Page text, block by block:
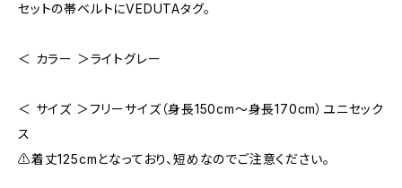
セットの帯ベルトにVEDUTAタグ。
＜ カラー ＞ライトグレー
＜ サイズ ＞フリーサイズ（身長150cm〜身長170cm）ユニセック
ス
⚠️着丈125cmとなっており、短めなのでご注意ください。